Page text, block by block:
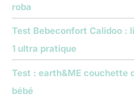
roba
Test Bebeconfort Calidoo :
1 ultra pratique
Test : earth&ME couchette
bébé